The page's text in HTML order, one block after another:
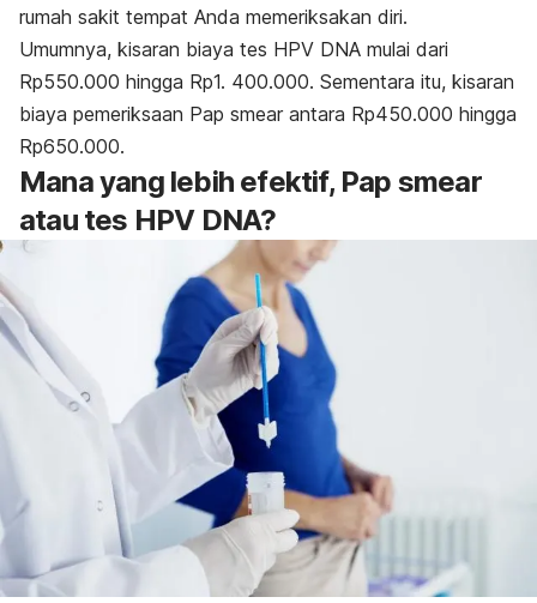
rumah sakit tempat Anda memeriksakan diri.
Umumnya, kisaran biaya tes HPV DNA mulai dari
Rp550.000 hingga Rp1. 400.000. Sementara itu, kisaran
biaya pemeriksaan Pap smear antara Rp450.000 hingga
Rp650.000.
Mana yang lebih efektif, Pap smear
atau tes HPV DNA?